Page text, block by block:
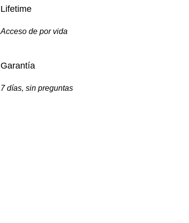
Lifetime
Acceso de por vida
Garantía
7 días, sin preguntas